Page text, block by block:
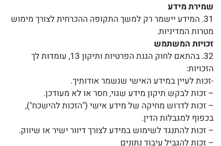
שמירת מידע
31. המידע יישמר רק למשך התקופה ההכרחית לצורך מימוש
מטרות המדיניות.
זכויות המשתמש
32. בהתאם לחוק הגנת הפרטיות ותיקון 13, עומדות לך
הזכויות:
-זכות לעיין במידע האישי שנשמר אודותיך.
– זכות לבקש תיקון מידע שגוי, חסר או לא מעודכן.
– זכות לדרוש מחיקה של מידע אישי ("הזכות להישכח"),
בכפוף למגבלות הדין.
– זכות להתנגד לשימוש במידע לצורך דיוור ישיר או שיווק.
– זכות להגביל עיבוד נתונים